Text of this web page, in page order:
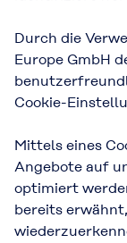
Durch die
Europe GmbH
Cookie-
Mittels eines
Angebote auf
optimiert
bereits